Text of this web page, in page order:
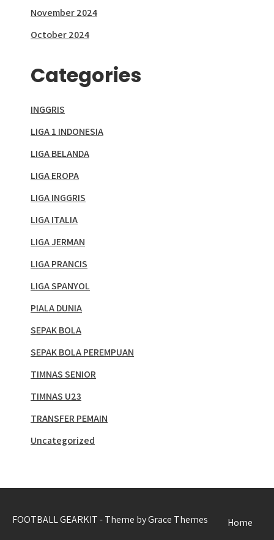
November 2024
October 2024
Categories
INGGRIS
LIGA 1 INDONESIA
LIGA BELANDA
LIGA EROPA
LIGA INGGRIS
LIGA ITALIA
LIGA JERMAN
LIGA PRANCIS
LIGA SPANYOL
PIALA DUNIA
SEPAK BOLA
SEPAK BOLA PEREMPUAN
TIMNAS SENIOR
TIMNAS U23
TRANSFER PEMAIN
Uncategorized
FOOTBALL GEARKIT - Theme by Grace Themes Home